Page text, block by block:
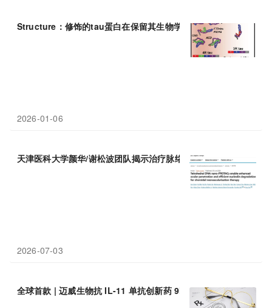
Structure：修饰的tau蛋白在保留其生物学功能的同时阻止神经退
2026-01-06
天津医科大学颜华/谢松波团队揭示治疗脉络膜新生血管分子机制
2026-07-03
全球首款 | 迈威生物抗 IL-11 单抗创新药 9MW3811 完成病理性